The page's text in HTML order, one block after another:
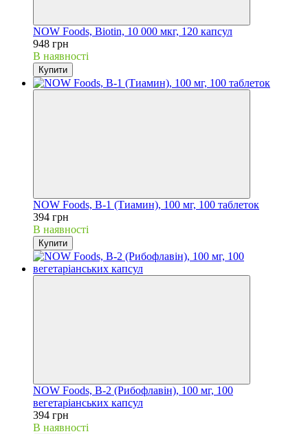
NOW Foods, Biotin, 10 000 мкг, 120 капcул
948 грн
В наявності
Купити
NOW Foods, B-1 (Тиамин), 100 мг, 100 таблеток
394 грн
В наявності
Купити
NOW Foods, B-2 (Рибофлавін), 100 мг, 100
вегетаріанських капсул
394 грн
В наявності